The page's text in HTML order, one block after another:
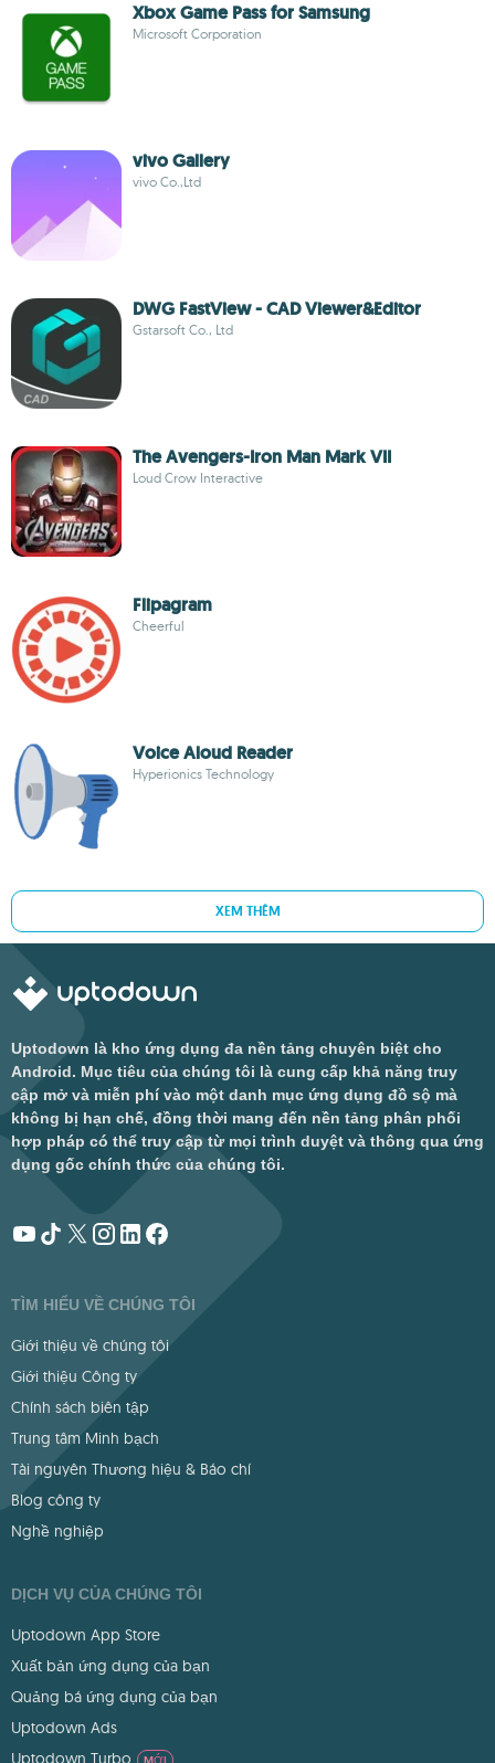
Xbox Game Pass for Samsung
Microsoft Corporation
vivo Gallery
vivo Co.,Ltd
DWG FastView - CAD Viewer&Editor
Gstarsoft Co., Ltd
The Avengers-Iron Man Mark VII
Loud Crow Interactive
Flipagram
Cheerful
Voice Aloud Reader
Hyperionics Technology
XEM THÊM
Uptodown là kho ứng dụng đa nền tảng chuyên biệt cho
Android. Mục tiêu của chúng tôi là cung cấp khả năng truy
cập mở và miễn phí vào một danh mục ứng dụng đồ sộ mà
không bị hạn chế, đồng thời mang đến nền tảng phân phối
hợp pháp có thể truy cập từ mọi trình duyệt và thông qua ứng
dụng gốc chính thức của chúng tôi.
TÌM HIỂU VỀ CHÚNG TÔI
Giới thiệu về chúng tôi
Giới thiệu Công ty
Chính sách biên tập
Trung tâm Minh bạch
Tài nguyên Thương hiệu & Báo chí
Blog công ty
Nghề nghiệp
DỊCH VỤ CỦA CHÚNG TÔI
Uptodown App Store
Xuất bản ứng dụng của bạn
Quảng bá ứng dụng của bạn
Uptodown Ads
Uptodown Turbo